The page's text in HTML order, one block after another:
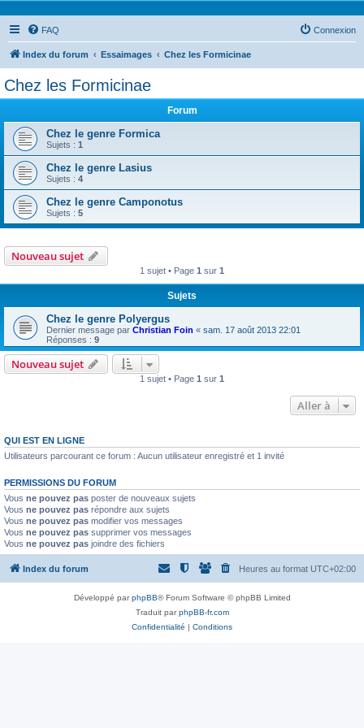
FAQ Connexion
Index du forum Essaimages Chez les Formicinae
Chez les Formicinae
Forum
Chez le genre Formica
Sujets : 1
Chez le genre Lasius
Sujets : 4
Chez le genre Camponotus
Sujets : 5
Nouveau sujet
1 sujet • Page 1 sur 1
Sujets
Chez le genre Polyergus
Dernier message par Christian Foin « sam. 17 août 2013 22:01
Réponses : 9
Nouveau sujet
1 sujet • Page 1 sur 1
Aller à
QUI EST EN LIGNE
Utilisateurs parcourant ce forum : Aucun utilisateur enregistré et 1 invité
PERMISSIONS DU FORUM
Vous ne pouvez pas poster de nouveaux sujets
Vous ne pouvez pas répondre aux sujets
Vous ne pouvez pas modifier vos messages
Vous ne pouvez pas supprimer vos messages
Vous ne pouvez pas joindre des fichiers
Index du forum Heures au format UTC+02:00
Développé parphpBB® Forum Software © phpBB Limited
Traduit parphpBB-fr.com
Confidentialité | Conditions